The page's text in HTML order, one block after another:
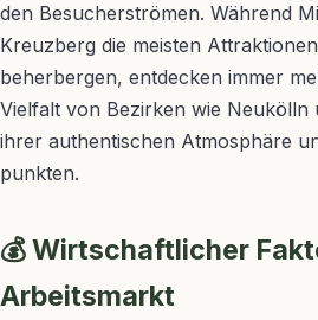
den Besucherströmen. Während
Kreuzberg die meisten
beherbergen, entdecken immer
Vielfalt von Bezirken wie Neukölln
ihrer authentischen Atmosphäre
punkten.
💰 Wirtschaftlicher
Arbeitsmarkt